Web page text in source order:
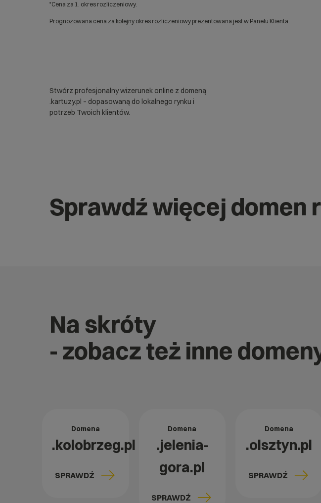
*Cena za 1. okres rozliczeniowy.
Prognozowana cena za kolejny okres rozliczeniowy prezentowana jest w Panelu Klienta.
Stwórz profesjonalny wizerunek online z domeną
.kartuzy.pl – dopasowaną do lokalnego rynku i
potrzeb Twoich klientów.
Sprawdź więcej domen
Na skróty
- zobacz też inne
Domena
.kolobrzeg.pl
SPRAWDŹ
Domena
.jelenia-
gora.pl
SPRAWDŹ
Domena
.olsztyn.pl
SPRAWDŹ